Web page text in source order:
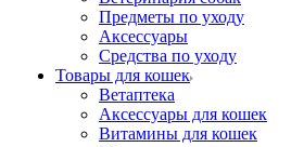
Предметы по уходу
Аксессуары
Средства по уходу
Товары для кошек
Ветаптека
Аксессуары для кошек
Витамины для кошек